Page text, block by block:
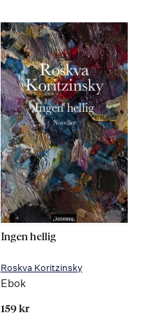
Ingen hellig
Roskva Koritzinsky
Ebok
159 kr